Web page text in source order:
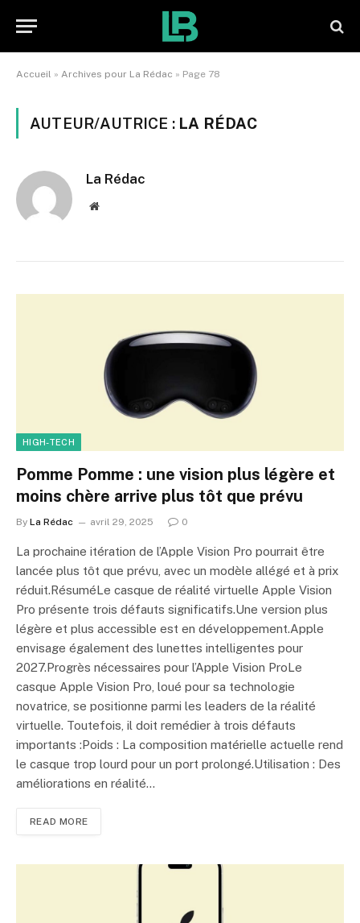
Accueil » Archives pour La Rédac » Page 78
AUTEUR/AUTRICE : LA RÉDAC
La Rédac
Website
HIGH-TECH
Pomme Pomme : une vision plus légère et
moins chère arrive plus tôt que prévu
By La Rédac avril 29, 2025 0
La prochaine itération de l’Apple Vision Pro pourrait être
lancée plus tôt que prévu, avec un modèle allégé et à prix
réduit.RésuméLe casque de réalité virtuelle Apple Vision
Pro présente trois défauts significatifs.Une version plus
légère et plus accessible est en développement.Apple
envisage également des lunettes intelligentes pour
2027.Progrès nécessaires pour l’Apple Vision ProLe
casque Apple Vision Pro, loué pour sa technologie
novatrice, se positionne parmi les leaders de la réalité
virtuelle. Toutefois, il doit remédier à trois défauts
importants :Poids : La composition matérielle actuelle rend
le casque trop lourd pour un port prolongé.Utilisation : Des
améliorations en réalité…
READ MORE